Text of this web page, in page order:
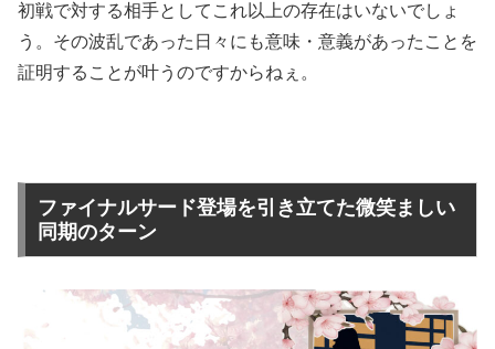
初戦で対する相手としてこれ以上の存在はいないでしょ
う。その波乱であった日々にも意味・意義があったことを
証明することが叶うのですからねぇ。
ファイナルサード登場を引き立てた微笑ましい
同期のターン